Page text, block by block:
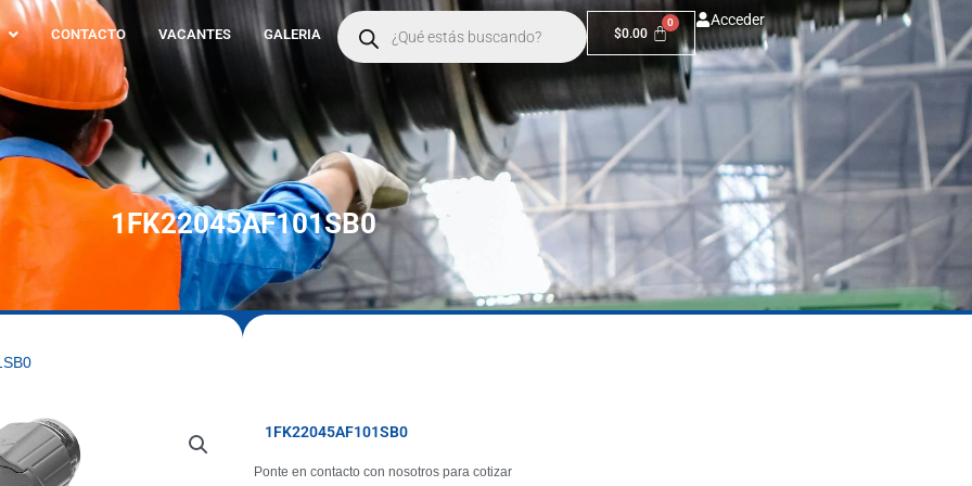
CONTACTO VACANTES GALERIA
Products
search
$0.00
Acceder
1FK22045AF101SB0
1FK22045AF101SB0
Ponte en contacto con nosotros para cotizar